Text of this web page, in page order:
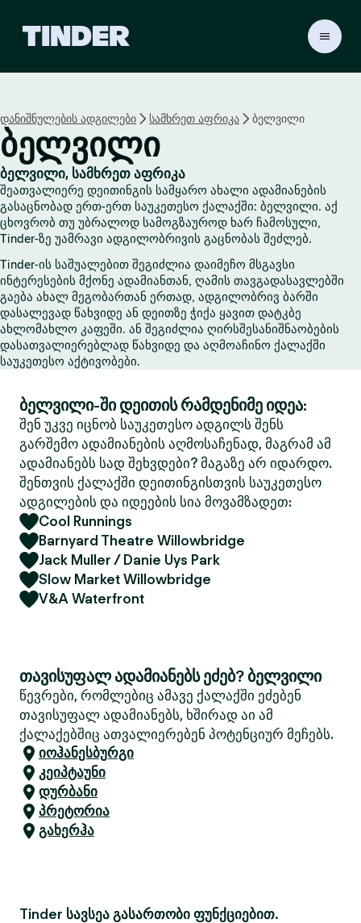
r
H
o
m
e
დანიშნულების ადგილები სამხრეთ აფრიკა ბელვილი
ბელვილი
ბელვილი, სამხრეთ აფრიკა
შეათვალიერე დეითინგის სამყარო ახალი ადამიანების
გასაცნობად ერთ-ერთ საუკეთესო ქალაქში: ბელვილი. აქ
ცხოვრობ თუ უბრალოდ სამოგზაუროდ ხარ ჩამოსული,
Tinder-ზე უამრავი ადგილობრივის გაცნობას შეძლებ.
Tinder-ის საშუალებით შეგიძლია დაიმეჩო მსგავსი
ინტერესების მქონე ადამიანთან, ღამის თავგადასავლებში
გაება ახალ მეგობართან ერთად, ადგილობრივ ბარში
დასალევად წახვიდე ან დეითზე ჭიქა ყავით დატკბე
ახლომახლო კაფეში. ან შეგიძლია ღირსშესანიშნაობების
დასათვალიერებლად წახვიდე და აღმოაჩინო ქალაქში
საუკეთესო აქტივობები.
ბელვილი-ში დეითის რამდენიმე იდეა:
შენ უკვე იცნობ საუკეთესო ადგილს შენს
გარშემო ადამიანების აღმოსაჩენად, მაგრამ ამ
ადამიანებს სად შეხვდები? მაგაზე არ იდარდო.
შენთვის ქალაქში დეითინგისთვის საუკეთესო
ადგილების და იდეების სია მოვამზადეთ:
Cool Runnings
Barnyard Theatre Willowbridge
Jack Muller / Danie Uys Park
Slow Market Willowbridge
V&A Waterfront
თავისუფალ ადამიანებს ეძებ? ბელვილი
წევრები, რომლებიც ამავე ქალაქში ეძებენ
თავისუფალ ადამიანებს, ხშირად აი ამ
ქალაქებშიც ათვალიერებენ პოტენციურ მეჩებს.
იოჰანესბურგი
კეიპტაუნი
დურბანი
პრეტორია
გახერჰა
Tinder სავსეა გასართობი ფუნქციებით.